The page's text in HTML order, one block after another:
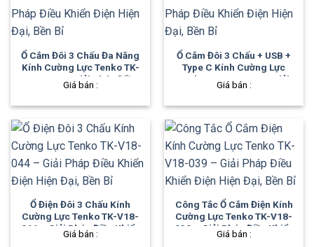
Ổ Cắm Đôi 3 Chấu Đa Năng
Kính Cường Lực Tenko TK-
V18-050 – Giải Pháp Điều
Khiển Điện Hiện Đại, Bền Bỉ
Giá bán :
Ổ Cắm Đôi 3 Chấu + USB +
Type C Kính Cường Lực
Tenko TK-V18-045 – Giải
Pháp Điều Khiển Điện Hiện
Giá bán :
Ổ Điện Đôi 3 Chấu Kính
Cường Lực Tenko TK-V18-
044 – Giải Pháp Điều Khiển
Điện Hiện Đại, Bền Bỉ
Giá bán :
Công Tắc Ổ Cắm Điện Kính
Cường Lực Tenko TK-V18-
039 – Giải Pháp Điều Khiển
Điện Hiện Đại, Bền Bỉ
Giá bán :